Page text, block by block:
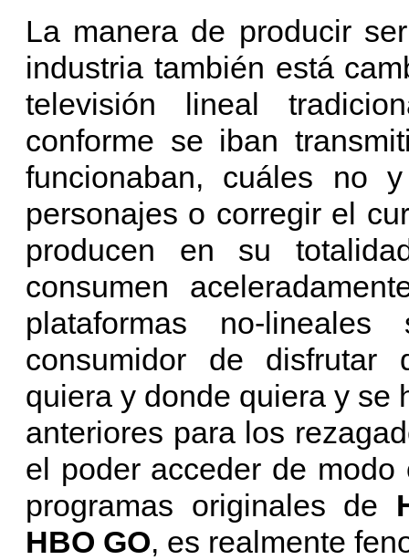
La manera de producir
industria también está
televisión lineal
conforme se iban
funcionaban, cuáles no
personajes o corregir el
producen en su
consumen
plataformas no-
consumidor de disfrutar
quiera y donde quiera y se
anteriores para los
el poder acceder de
programas originales de
HBO GO, es realmente